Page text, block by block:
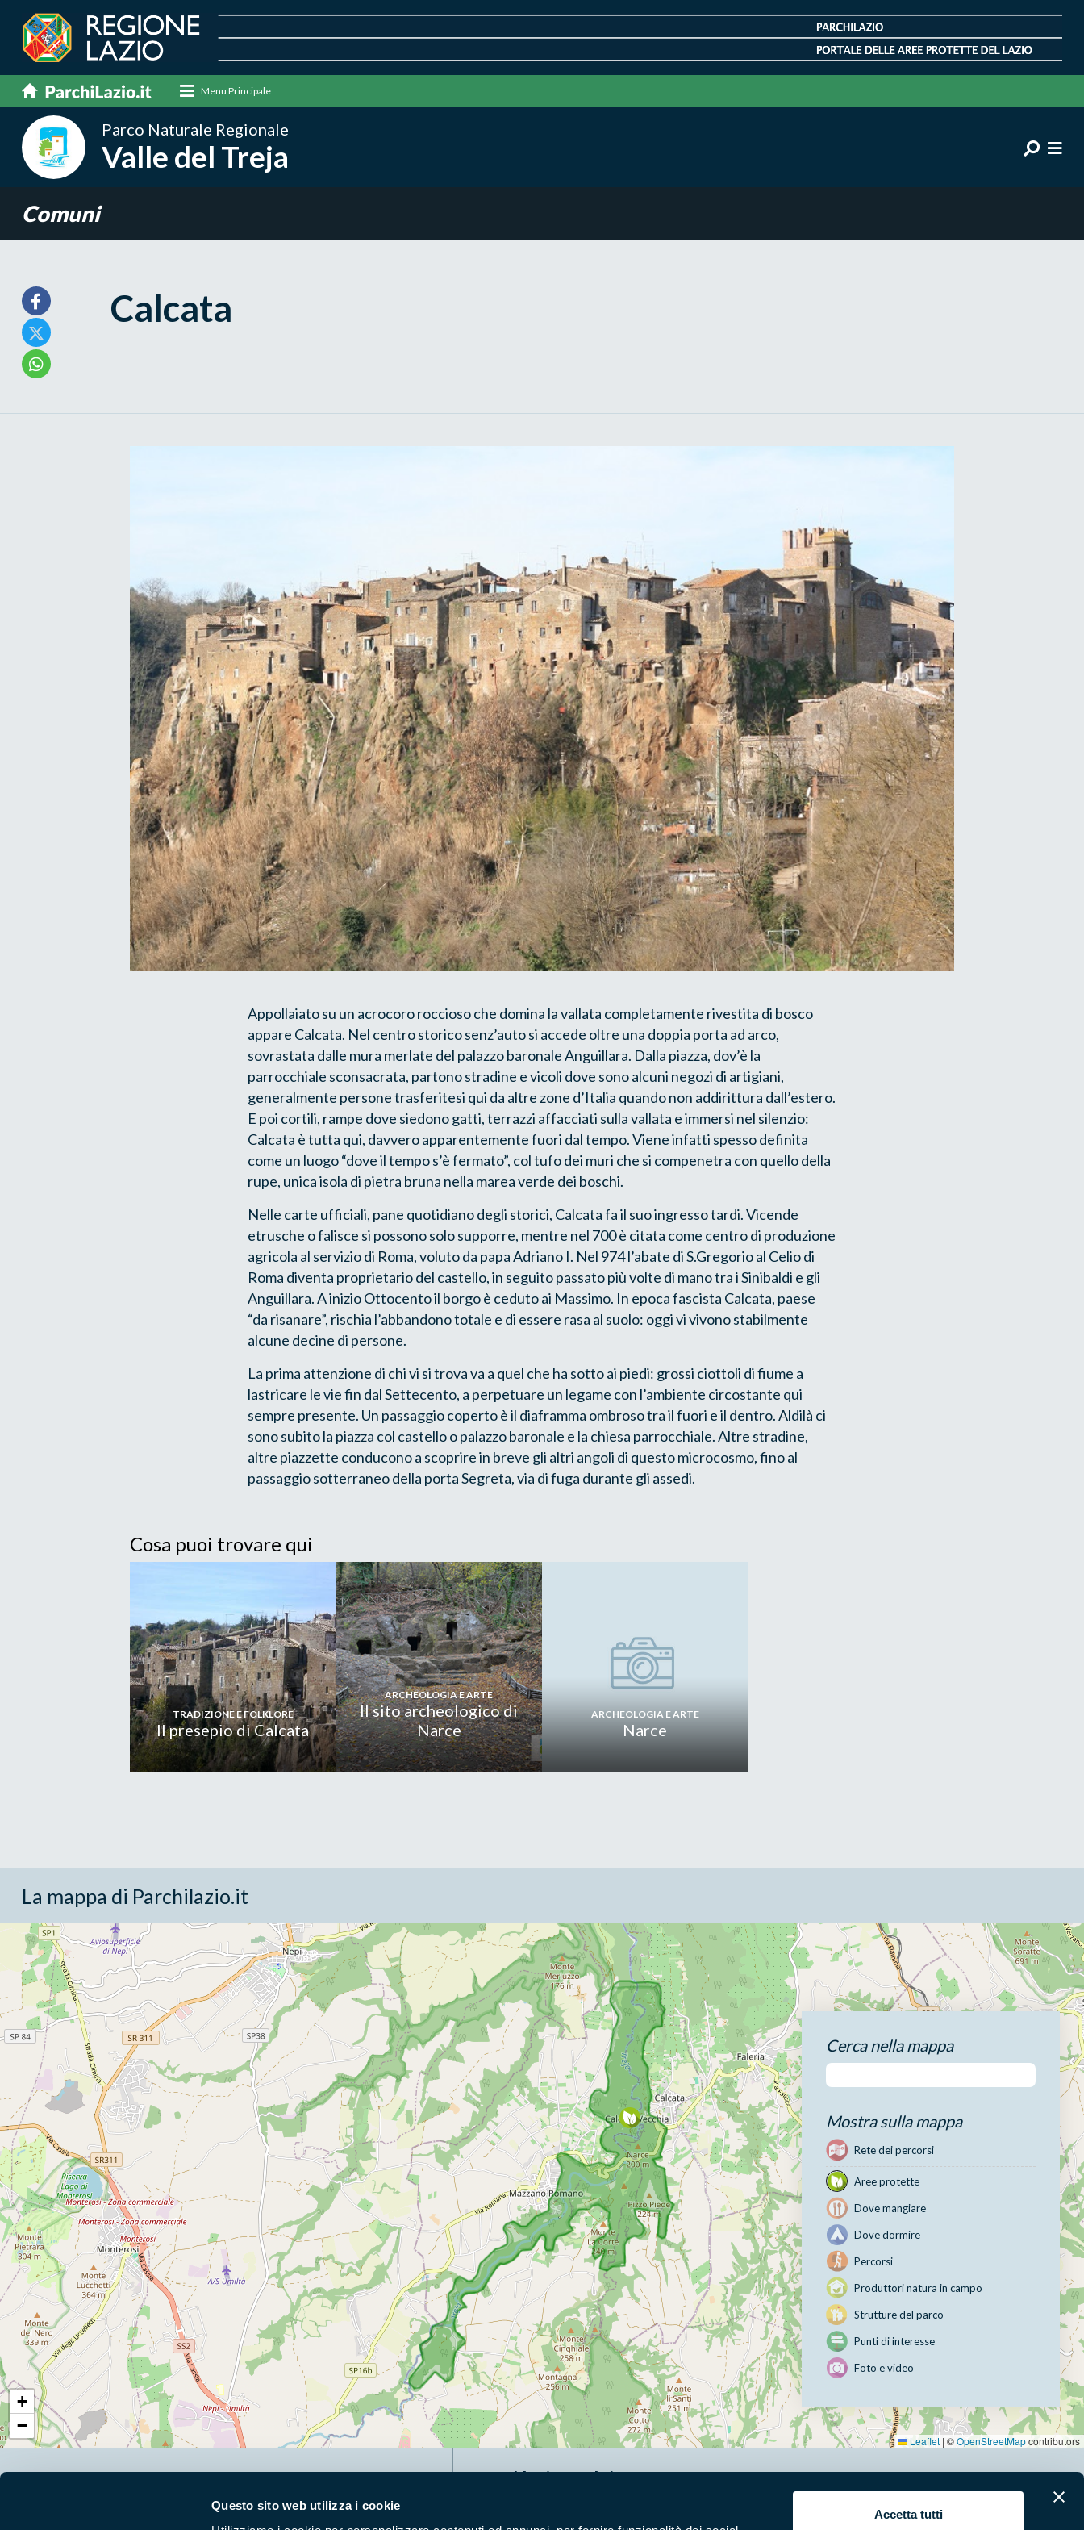
Questo sito web utilizza i cookie
Accetta tutti
Menu Principale
Parco Naturale Regionale
Valle del Treja
Comuni
Calcata
Appollaiato su un acrocoro roccioso che domina la vallata completamente rivestita di bosco
appare Calcata. Nel centro storico senz’auto si accede oltre una doppia porta ad arco,
sovrastata dalle mura merlate del palazzo baronale Anguillara. Dalla piazza, dov’è la
parrocchiale sconsacrata, partono stradine e vicoli dove sono alcuni negozi di artigiani,
generalmente persone trasferitesi qui da altre zone d’Italia quando non addirittura dall’estero.
E poi cortili, rampe dove siedono gatti, terrazzi affacciati sulla vallata e immersi nel silenzio:
Calcata è tutta qui, davvero apparentemente fuori dal tempo. Viene infatti spesso definita
come un luogo “dove il tempo s’è fermato”, col tufo dei muri che si compenetra con quello della
rupe, unica isola di pietra bruna nella marea verde dei boschi.
Nelle carte ufficiali, pane quotidiano degli storici, Calcata fa il suo ingresso tardi. Vicende
etrusche o falisce si possono solo supporre, mentre nel 700 è citata come centro di produzione
agricola al servizio di Roma, voluto da papa Adriano I. Nel 974 l’abate di S.Gregorio al Celio di
Roma diventa proprietario del castello, in seguito passato più volte di mano tra i Sinibaldi e gli
Anguillara. A inizio Ottocento il borgo è ceduto ai Massimo. In epoca fascista Calcata, paese
“da risanare”, rischia l’abbandono totale e di essere rasa al suolo: oggi vi vivono stabilmente
alcune decine di persone.
La prima attenzione di chi vi si trova va a quel che ha sotto ai piedi: grossi ciottoli di fiume a
lastricare le vie fin dal Settecento, a perpetuare un legame con l’ambiente circostante qui
sempre presente. Un passaggio coperto è il diaframma ombroso tra il fuori e il dentro. Aldilà ci
sono subito la piazza col castello o palazzo baronale e la chiesa parrocchiale. Altre stradine,
altre piazzette conducono a scoprire in breve gli altri angoli di questo microcosmo, fino al
passaggio sotterraneo della porta Segreta, via di fuga durante gli assedi.
Cosa puoi trovare qui
TRADIZIONE E FOLKLORE
Il presepio di Calcata
ARCHEOLOGIA E ARTE
Il sito archeologico di
Narce
ARCHEOLOGIA E ARTE
Narce
La mappa di Parchilazio.it
+
−
Leaflet | ©OpenStreetMapcontributors
Cerca nella mappa
Mostra sulla mappa
Rete dei percorsi
Aree protette
Dove mangiare
Dove dormire
Percorsi
Produttori natura in campo
Strutture del parco
Punti di interesse
Foto e video
Naviga nel sito
News e appuntamenti